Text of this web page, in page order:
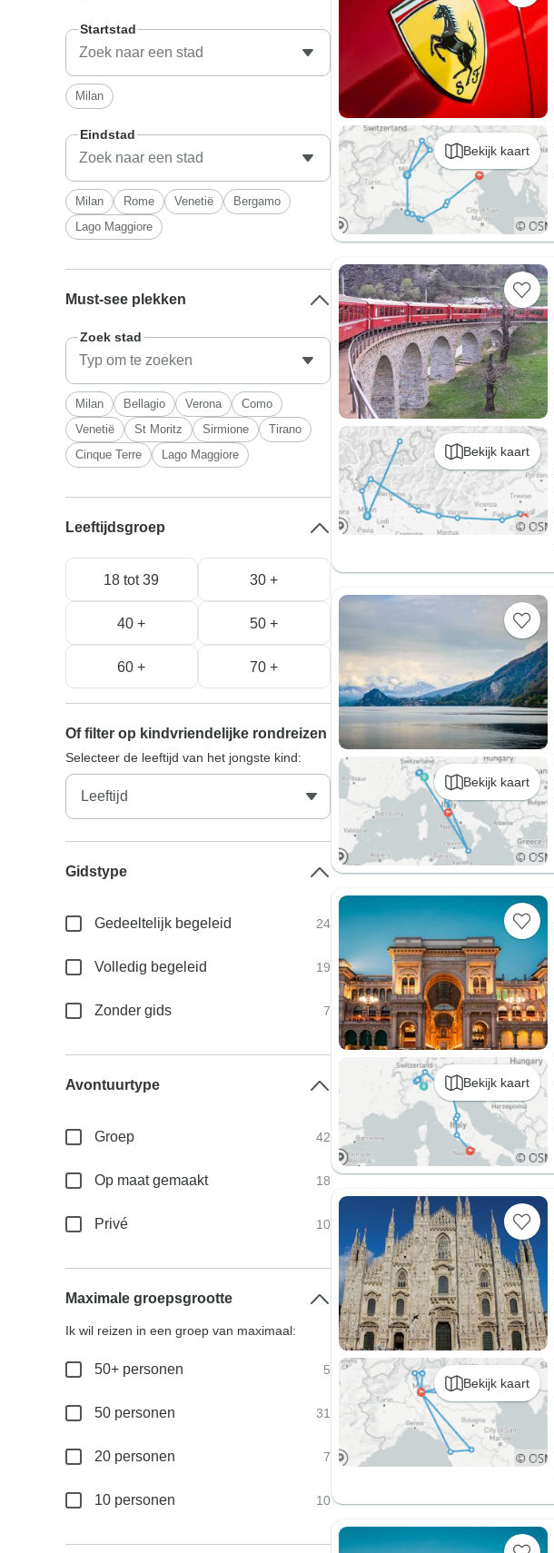
Bekijk kaart
Bekijk kaart
Bekijk kaart
Bekijk kaart
Bekijk kaart
Startstad
Milan
Eindstad
Milan Rome Venetië
Bergamo
Lago Maggiore
Must-see plekken
Zoek stad
Milan Bellagio Verona
Como
Venetië
St Moritz Sirmione
Tirano
Cinque Terre
Lago Maggiore
Leeftijdsgroep
18 tot 39 30 +
40 + 50 +
60 + 70 +
Of filter op kindvriendelijke rondreizen
Selecteer de leeftijd van het jongste kind:
Gidstype
Gedeeltelijk begeleid 24
Volledig begeleid 19
Zonder gids 7
Avontuurtype
Groep 42
Op maat gemaakt 18
Privé 10
Maximale groepsgrootte
Ik wil reizen in een groep van maximaal:
50+ personen 5
50 personen 31
20 personen 7
10 personen 10